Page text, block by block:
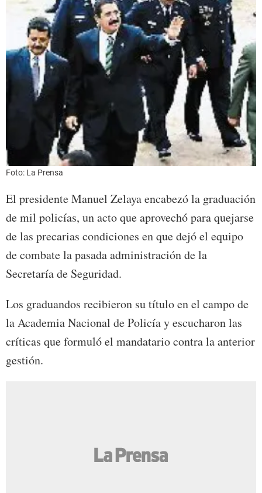
Foto: La Prensa
El presidente Manuel Zelaya encabezó la graduación
de mil policías, un acto que aprovechó para quejarse
de las precarias condiciones en que dejó el equipo
de combate la pasada administración de la
Secretaría de Seguridad.
Los graduandos recibieron su título en el campo de
la Academia Nacional de Policía y escucharon las
críticas que formuló el mandatario contra la anterior
gestión.